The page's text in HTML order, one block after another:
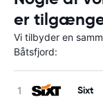
er
Vi tilbyder en
Båtsfjord:
Sixt